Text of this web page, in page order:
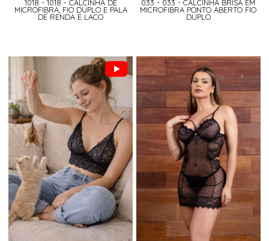
1018 - 1018 - CALCINHA DE
MICROFIBRA, FIO DUPLO E PALA
DE RENDA E LACO
033 - 033 - CALCINHA BRISA EM
MICROFIBRA PONTO ABERTO FIO
DUPLO